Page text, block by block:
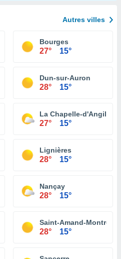
Autres villes
Bourges
27° 15°
Dun-sur-Auron
28° 15°
La Chapelle-d'Angillon
27° 15°
Lignières
28° 15°
Nançay
28° 15°
Saint-Amand-Montrond
28° 15°